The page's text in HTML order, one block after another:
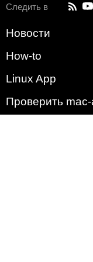
Следить в
Новости
How-to
Linux App
Проверить